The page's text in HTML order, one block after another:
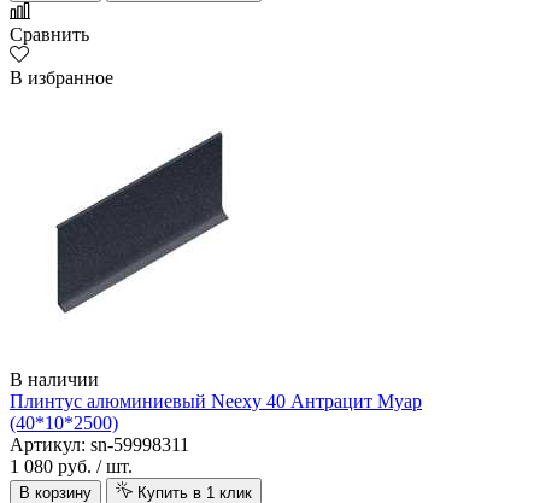
Сравнить
В избранное
В наличии
Плинтус алюминиевый Neexy 40 Антрацит Муар
(40*10*2500)
Артикул: sn-59998311
1 080 руб. / шт.
В корзину Купить в 1 клик